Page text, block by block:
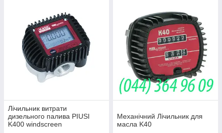
Лічильник витрати
дизельного палива PIUSI
K400 windscreen
Механічний Лічильник для
масла K40